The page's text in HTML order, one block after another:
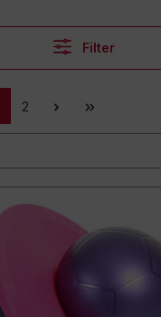
Filter
2